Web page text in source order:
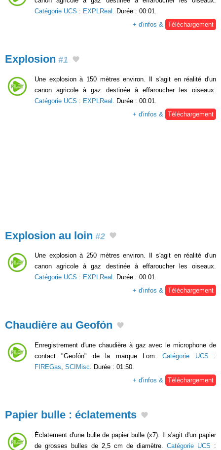
Catégorie UCS : EXPLReal
. Durée : 00:01.
+ d'infos &
Téléchargement
Explosion #1
Une explosion à 150 mètres environ. Il s'agit en réalité d'un
canon agricole à gaz destinée à effaroucher les oiseaux.
Catégorie UCS : EXPLReal . Durée : 00:01.
+ d'infos &
Téléchargement
Explosion au loin #2
Une explosion à 250 mètres environ. Il s'agit en réalité d'un
canon agricole à gaz destinée à effaroucher les oiseaux.
Catégorie UCS : EXPLReal . Durée : 00:01.
+ d'infos & Téléchargement
Chaudière au Geofón
Enregistrement d'une chaudière à gaz avec le microphone de
contact "Geofón" de la marque Lom.Catégorie UCS :
FIREGas SCIMisc . Durée : 01:50.
+ d'infos &
Téléchargement
Papier bulle : éclatements
Éclatement d'une bulle de papier bulle (x7). Il s'agit d'un papier
de grosses bulles de 2,5 cm de diamètre. Catégorie UCS :